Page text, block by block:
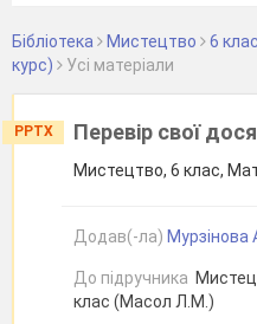
Бібліотека Мистецтво 6 клас
курс)
Уcі матеріали
PPTX Перевір свої
Мистецтво, 6 клас,
Додав(-ла) Мурзінова
До підручника
клас (Масол Л.М.)